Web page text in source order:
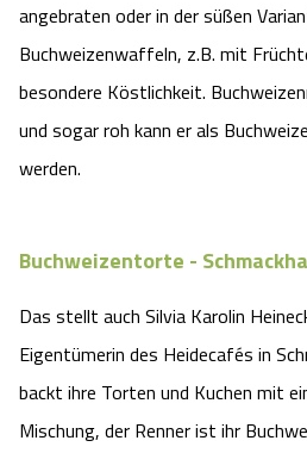
angebraten oder in der süßen
Buchweizenwaffeln, z.B. mit
besondere Köstlichkeit.
und sogar roh kann er als
werden.
Buchweizentorte -
Das stellt auch Silvia Karolin
Eigentümerin des Heidecafés in
backt ihre Torten und Kuchen mit
Mischung, der Renner ist ihr